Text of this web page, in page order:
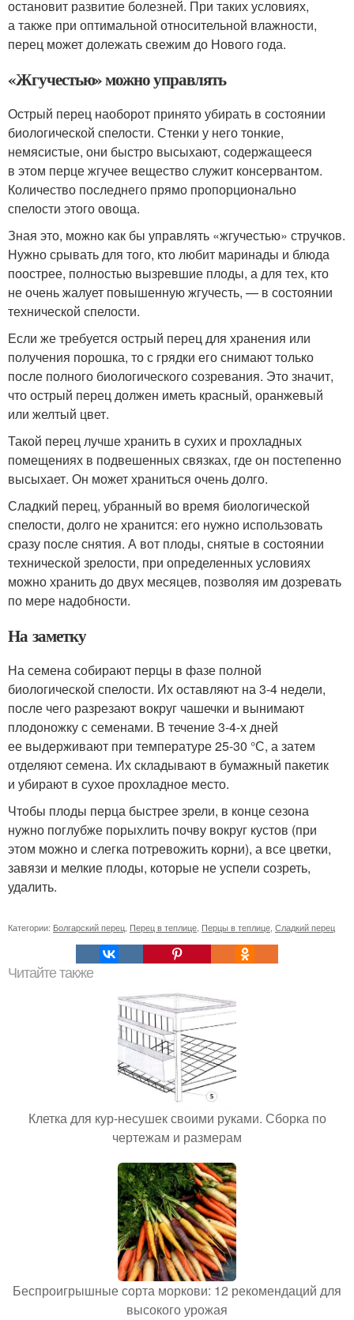
остановит развитие болезней. При таких условиях,
а также при оптимальной относительной влажности,
перец может долежать свежим до Нового года.
«Жгучестью» можно управлять
Острый перец наоборот принято убирать в состоянии
биологической спелости. Стенки у него тонкие,
немясистые, они быстро высыхают, содержащееся
в этом перце жгучее вещество служит консервантом.
Количество последнего прямо пропорционально
спелости этого овоща.
Зная это, можно как бы управлять «жгучестью» стручков.
Нужно срывать для того, кто любит маринады и блюда
поострее, полностью вызревшие плоды, а для тех, кто
не очень жалует повышенную жгучесть, — в состоянии
технической спелости.
Если же требуется острый перец для хранения или
получения порошка, то с грядки его снимают только
после полного биологического созревания. Это значит,
что острый перец должен иметь красный, оранжевый
или желтый цвет.
Такой перец лучше хранить в сухих и прохладных
помещениях в подвешенных связках, где он постепенно
высыхает. Он может храниться очень долго.
Сладкий перец, убранный во время биологической
спелости, долго не хранится: его нужно использовать
сразу после снятия. А вот плоды, снятые в состоянии
технической зрелости, при определенных условиях
можно хранить до двух месяцев, позволяя им дозревать
по мере надобности.
На заметку
На семена собирают перцы в фазе полной
биологической спелости. Их оставляют на 3-4 недели,
после чего разрезают вокруг чашечки и вынимают
плодоножку с семенами. В течение 3-4-х дней
ее выдерживают при температуре 25-30 °С, а затем
отделяют семена. Их складывают в бумажный пакетик
и убирают в сухое прохладное место.
Чтобы плоды перца быстрее зрели, в конце сезона
нужно поглубже порыхлить почву вокруг кустов (при
этом можно и слегка потревожить корни), а все цветки,
завязи и мелкие плоды, которые не успели созреть,
удалить.
Категории: Болгарский перец Перец в теплице Перцы в теплице Сладкий перец
Читайте также
Клетка для кур-несушек своими руками. Сборка по
чертежам и размерам
Беспроигрышные сорта моркови: 12 рекомендаций для
высокого урожая